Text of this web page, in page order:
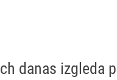
danas izgleda